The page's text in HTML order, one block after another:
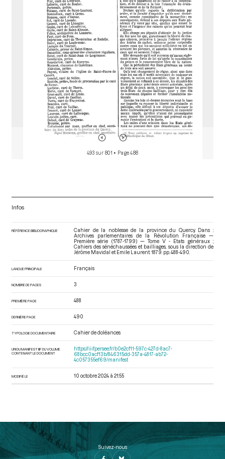
493 sur 801 • Page 488
Infos
RÉFÉRENCE BIBLIOGRAPHIQUE
Cahier de la noblesse de la province du Quercy. Dans :
Archives parlementaires de la Révolution Française —
Première série (1787-1799) — Tome V - Etats généraux ;
Cahiers des sénéchaussées et bailliages , sous la direction de
Jérôme Mavidal et Emile Laurent. 1879. pp. 488-490.
LANGUE PRINCIPALE Français
NOMBRE DE PAGES 3
PREMIÈRE PAGE 488
DERNIÈRE PAGE 490
TYPOLOGIE DOCUMENTAIRE Cahier de doléances
URI DU MANIFEST IIIF DU VOLUME
CONTENANT LE DOCUMENT
https://iiif.persee.fr/b0e2cf11-597c-427d-8ac7-
68bcc0acf13b/846315dd-357a-4817-ab72-
4c057355ef69/manifest
MODIFIÉ LE 10 octobre 2024 à 21:55
Suivez-nous